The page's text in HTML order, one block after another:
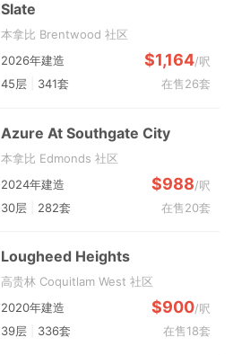
Slate
本拿比 Brentwood 社区
2026年建造
$1,164/呎
45层
341套 在售26套
Azure At Southgate City
本拿比 Edmonds 社区
2024年建造
$988/呎
30层
282套 在售20套
Lougheed Heights
高贵林 Coquitlam West 社区
2020年建造
$900/呎
39层
336套 在售18套